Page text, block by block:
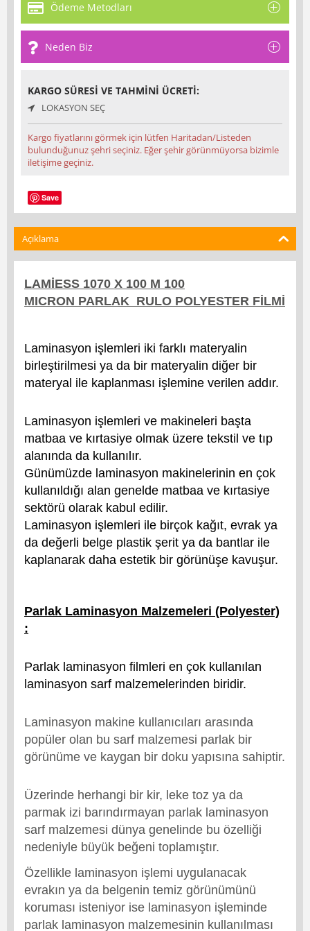
Ödeme Metodları
Neden Biz
KARGO SÜRESI VE TAHMINI ÜCRETI:
LOKASYON SEÇ
Kargo fiyatlarını görmek için lütfen Haritadan/Listeden
bulunduğunuz şehri seçiniz. Eğer şehir görünmüyorsa bizimle
iletişime geçiniz.
Save
Açıklama
LAMİESS 1070 X 100 M 100
MICRON PARLAK RULO POLYESTER FİLMİ
Laminasyon işlemleri iki farklı materyalin
birleştirilmesi ya da bir materyalin diğer bir
materyal ile kaplanması işlemine verilen addır.
Laminasyon işlemleri ve makineleri başta
matbaa ve kırtasiye olmak üzere tekstil ve tıp
alanında da kullanılır.
Günümüzde laminasyon makinelerinin en çok
kullanıldığı alan genelde matbaa ve kırtasiye
sektörü olarak kabul edilir.
Laminasyon işlemleri ile birçok kağıt, evrak ya
da değerli belge plastik şerit ya da bantlar ile
kaplanarak daha estetik bir görünüşe kavuşur.
Parlak Laminasyon Malzemeleri (Polyester)
:
Parlak laminasyon filmleri en çok kullanılan
laminasyon sarf malzemelerinden biridir.
Laminasyon makine kullanıcıları arasında
popüler olan bu sarf malzemesi parlak bir
görünüme ve kaygan bir doku yapısına sahiptir.
Üzerinde herhangi bir kir, leke toz ya da
parmak izi barındırmayan parlak laminasyon
sarf malzemesi dünya genelinde bu özelliği
nedeniyle büyük beğeni toplamıştır.
Özellikle laminasyon işlemi uygulanacak
evrakın ya da belgenin temiz görünümünü
koruması isteniyor ise laminasyon işleminde
parlak laminasyon malzemesinin kullanılması